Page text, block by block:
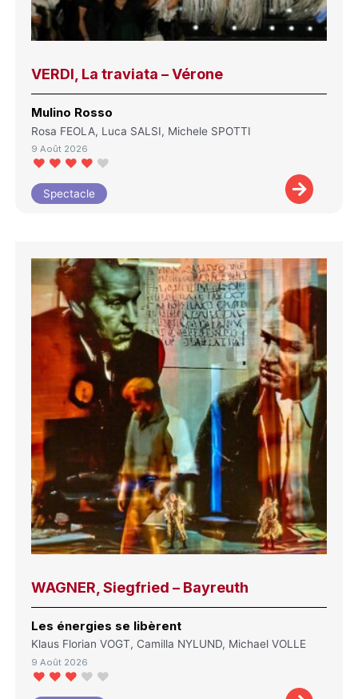
VERDI, La traviata – Vérone
Mulino Rosso
Rosa FEOLA, Luca SALSI, Michele SPOTTI
9 Août 2026
Spectacle
WAGNER, Siegfried – Bayreuth
Les énergies se libèrent
Klaus Florian VOGT, Camilla NYLUND, Michael VOLLE
9 Août 2026